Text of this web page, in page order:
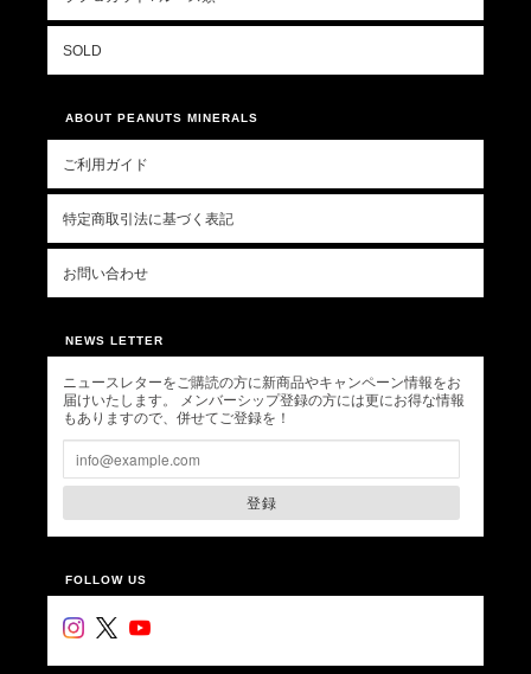
SOLD
ABOUT PEANUTS MINERALS
ご利用ガイド
特定商取引法に基づく表記
お問い合わせ
NEWS LETTER
ニュースレターをご購読の方に新商品やキャンペーン情報をお
届けいたします。 メンバーシップ登録の方には更にお得な情報
もありますので、併せてご登録を！
登録
FOLLOW US